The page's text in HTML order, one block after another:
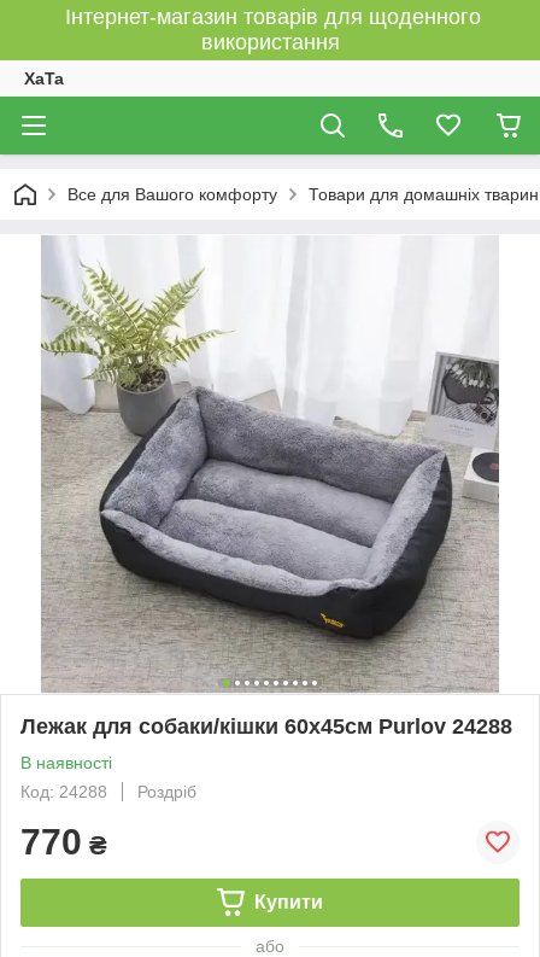
Інтернет-магазин товарів для щоденного
використання
XaTa
Все для Вашого комфорту Товари для домашніх тварин
Лежак для собаки/кішки 60х45см Purlov 24288
В наявності
Код: 24288
Роздріб
770 ₴
Купити
або